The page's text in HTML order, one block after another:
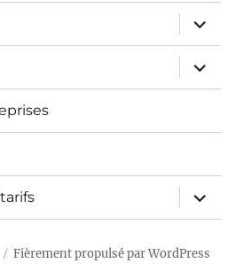
ouvrir
le
sous-
menu
ouvrir
le
sous-
ouvrir
le
sous-
Fièrement propulsé par WordPress